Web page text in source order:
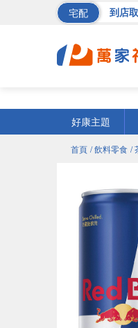
宅配 到店
好康主題
首頁 / 飲料零食 /